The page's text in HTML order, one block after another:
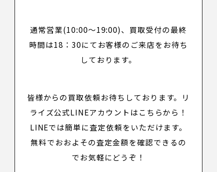
通常営業(10:00～19:00)、買取受付の最終
時間は18：30にてお客様のご来店をお待ち
しております。
皆様からの買取依頼お待ちしております。リ
ライズ公式LINEアカウントはこちらから！
LINEでは簡単に査定依頼をいただけます。
無料でおおよその査定金額を確認できるの
でお気軽にどうぞ！